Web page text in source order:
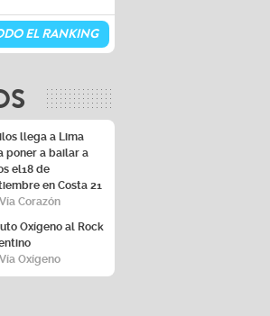
EL RANKING
llega a Lima
poner a bailar a
el18 de
en Costa 21
Vía Corazón
Oxígeno al Rock
Vía Oxígeno